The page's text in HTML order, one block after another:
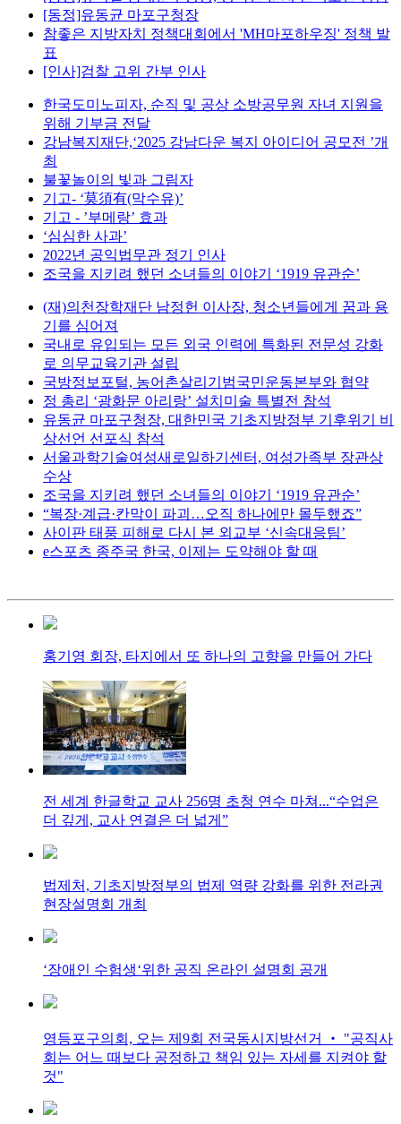
[동정]유동균 마포구청장
참좋은 지방자치 정책대회에서 'MH마포하우징' 정책 발
표
[인사]검찰 고위 간부 인사
한국도미노피자, 순직 및 공상 소방공무원 자녀 지원을
위해 기부금 전달
강남복지재단,‘2025 강남다운 복지 아이디어 공모전 ’개
최
불꽃놀이의 빛과 그림자
기고- ‘莫須有(막수유)’
기고 - ’부메랑’ 효과
‘심심한 사과’
2022년 공익법무관 정기 인사
조국을 지키려 했던 소녀들의 이야기 ‘1919 유관순’
(재)의천장학재단 남정헌 이사장, 청소년들에게 꿈과 용
기를 심어져
국내로 유입되는 모든 외국 인력에 특화된 전문성 강화
로 의무교육기관 설립
국방정보포털, 농어촌살리기범국민운동본부와 협약
정 총리 ‘광화문 아리랑’ 설치미술 특별전 참석
유동균 마포구청장, 대한민국 기초지방정부 기후위기 비
상선언 선포식 참석
서울과학기술여성새로일하기센터, 여성가족부 장관상
수상
조국을 지키려 했던 소녀들의 이야기 ‘1919 유관순’
“복장·계급·칸막이 파괴…오직 하나에만 몰두했죠”
사이판 태풍 피해로 다시 본 외교부 ‘신속대응팀’
e스포츠 종주국 한국, 이제는 도약해야 할 때
홍기영 회장, 타지에서 또 하나의 고향을 만들어 가다
전 세계 한글학교 교사 256명 초청 연수 마쳐...“수업은
더 깊게, 교사 연결은 더 넓게”
법제처, 기초지방정부의 법제 역량 강화를 위한 전라권
현장설명회 개최
‘장애인 수험생‘위한 공직 온라인 설명회 공개
영등포구의회, 오는 제9회 전국동시지방선거 ‧ "공직사
회는 어느 때보다 공정하고 책임 있는 자세를 지켜야 할
것"